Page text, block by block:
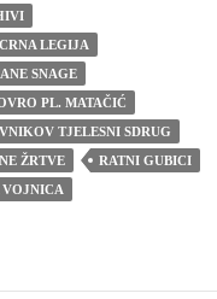
CRNA LEGIJA
SNAGE
PL. MATAČIĆ
TJELESNI SDRUG
ŽRTVE
RATNI GUBICI
VOJNICA